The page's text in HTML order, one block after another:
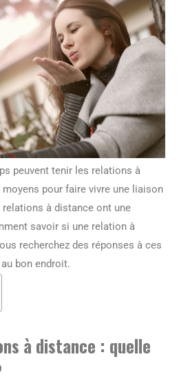
peuvent tenir les relations à
pour faire vivre une liaison
relations à distance ont une
savoir si une relation à
recherchez des réponses à ces
bon endroit.
à distance : quelle